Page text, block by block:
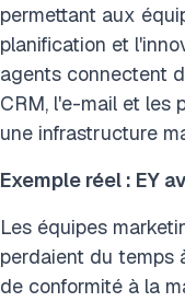
permettant aux
planification et
agents connectent
CRM, l'e-mail et les
une infrastructure
Exemple réel : EY
Les équipes
perdaient du temps
de conformité à la